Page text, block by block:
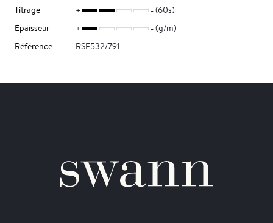
Titrage
(60s)
Epaisseur
(g/m)
Référence
RSF532/791